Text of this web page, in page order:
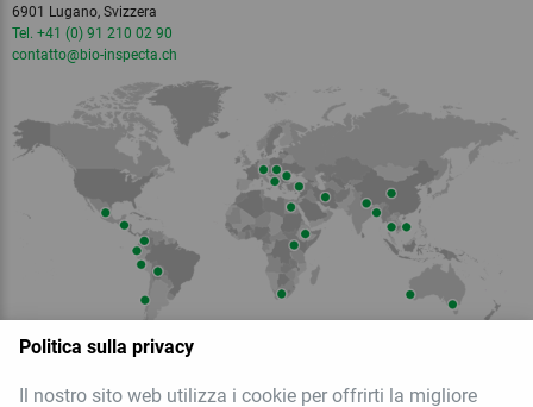
Politica sulla privacy
Il nostro sito web utilizza i cookie per offrirti la migliore
6901 Lugano, Svizzera
Tel. +41 (0) 91 210 02 90
contatto@bio-inspecta.ch